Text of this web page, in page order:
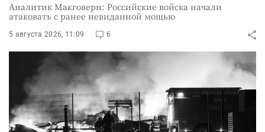
Аналитик Макговерн: Российские войска начали
атаковать с ранее невиданной мощью
5 августа 2026, 11:09 6